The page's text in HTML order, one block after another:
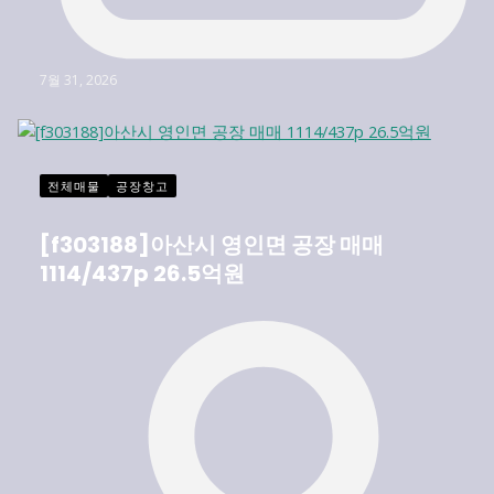
7월 31, 2026
전체매물 공장창고
[f303188]아산시 영인면 공장 매매
1114/437p 26.5억원